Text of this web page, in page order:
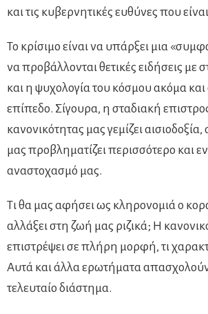
και τις κυβερνητικές ευθύνες που
Το κρίσιμο είναι να υπάρξει μια
να προβάλλονται θετικές ειδήσεις με
και η ψυχολογία του κόσμου ακόμα και
επίπεδο. Σίγουρα, η σταδιακή
κανονικότητας μας γεμίζει
μας προβληματίζει περισσότερο και
αναστοχασμό μας.
Τι θα μας αφήσει ως κληρονομιά ο
αλλάξει στη ζωή μας ριζικά; Η
επιστρέψει σε πλήρη μορφή, τι
Αυτά και άλλα ερωτήματα
τελευταίο διάστημα.